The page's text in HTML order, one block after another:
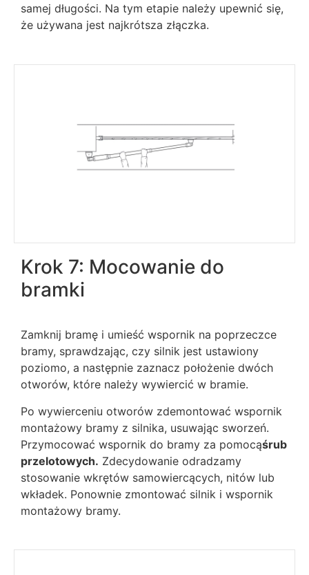
samej długości. Na tym etapie należy upewnić się,
że używana jest najkrótsza złączka.
Krok 7: Mocowanie do
bramki
Zamknij bramę i umieść wspornik na poprzeczce
bramy, sprawdzając, czy silnik jest ustawiony
poziomo, a następnie zaznacz położenie dwóch
otworów, które należy wywiercić w bramie.
Po wywierceniu otworów zdemontować wspornik
montażowy bramy z silnika, usuwając sworzeń.
Przymocować wspornik do bramy za pomocąśrub
przelotowych. Zdecydowanie odradzamy
stosowanie wkrętów samowiercących, nitów lub
wkładek. Ponownie zmontować silnik i wspornik
montażowy bramy.